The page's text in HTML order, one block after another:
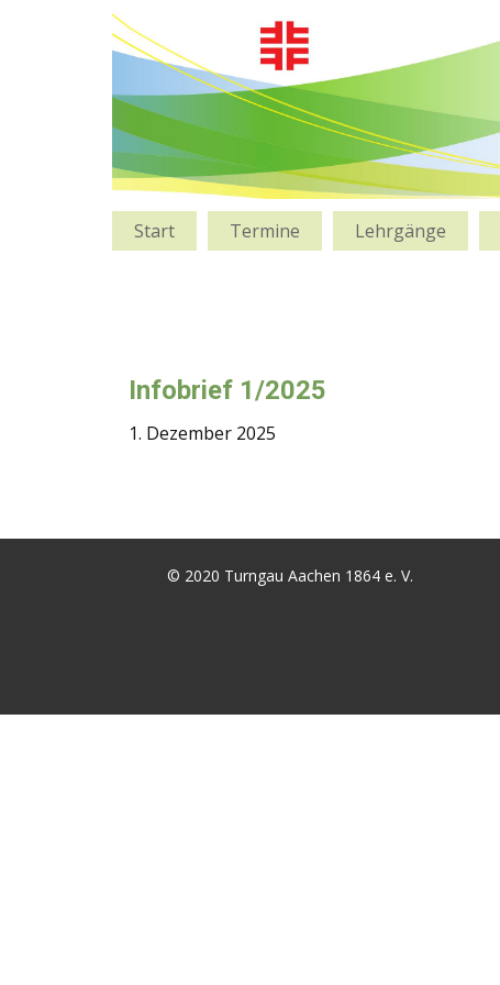
Start Termine Lehrgänge
Infobrief 1/2025
1. Dezember 2025
© 2020 Turngau Aachen 1864 e. V.